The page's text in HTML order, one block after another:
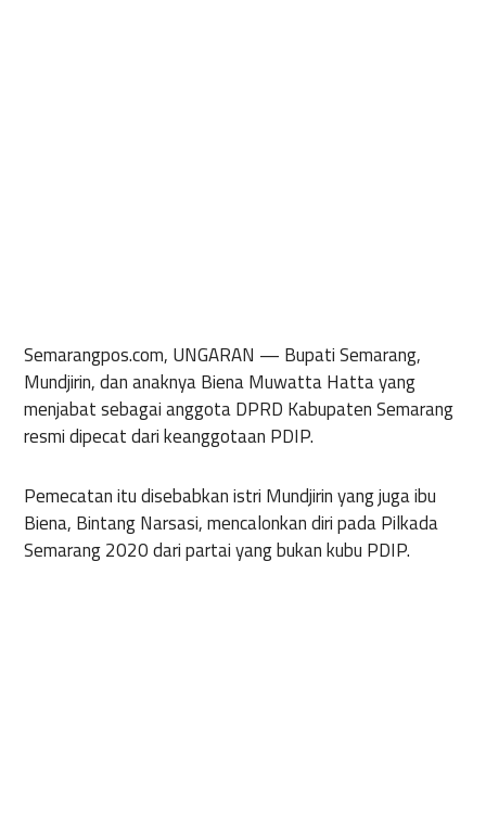
Semarangpos.com, UNGARAN — Bupati Semarang,
Mundjirin, dan anaknya Biena Muwatta Hatta yang
menjabat sebagai anggota DPRD Kabupaten Semarang
resmi dipecat dari keanggotaan PDIP.
Pemecatan itu disebabkan istri Mundjirin yang juga ibu
Biena, Bintang Narsasi, mencalonkan diri pada Pilkada
Semarang 2020 dari partai yang bukan kubu PDIP.